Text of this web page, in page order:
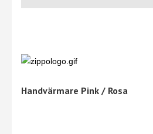
Handvärmare Pink / Rosa